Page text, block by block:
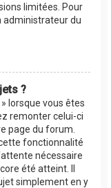
limitées. Pour
administrateur du
?
lorsque vous êtes
remonter celui-ci
page du forum.
fonctionnalité
nécessaire
été atteint. Il
simplement en y